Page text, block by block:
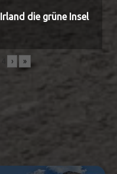
Irland die grüne Insel
› »